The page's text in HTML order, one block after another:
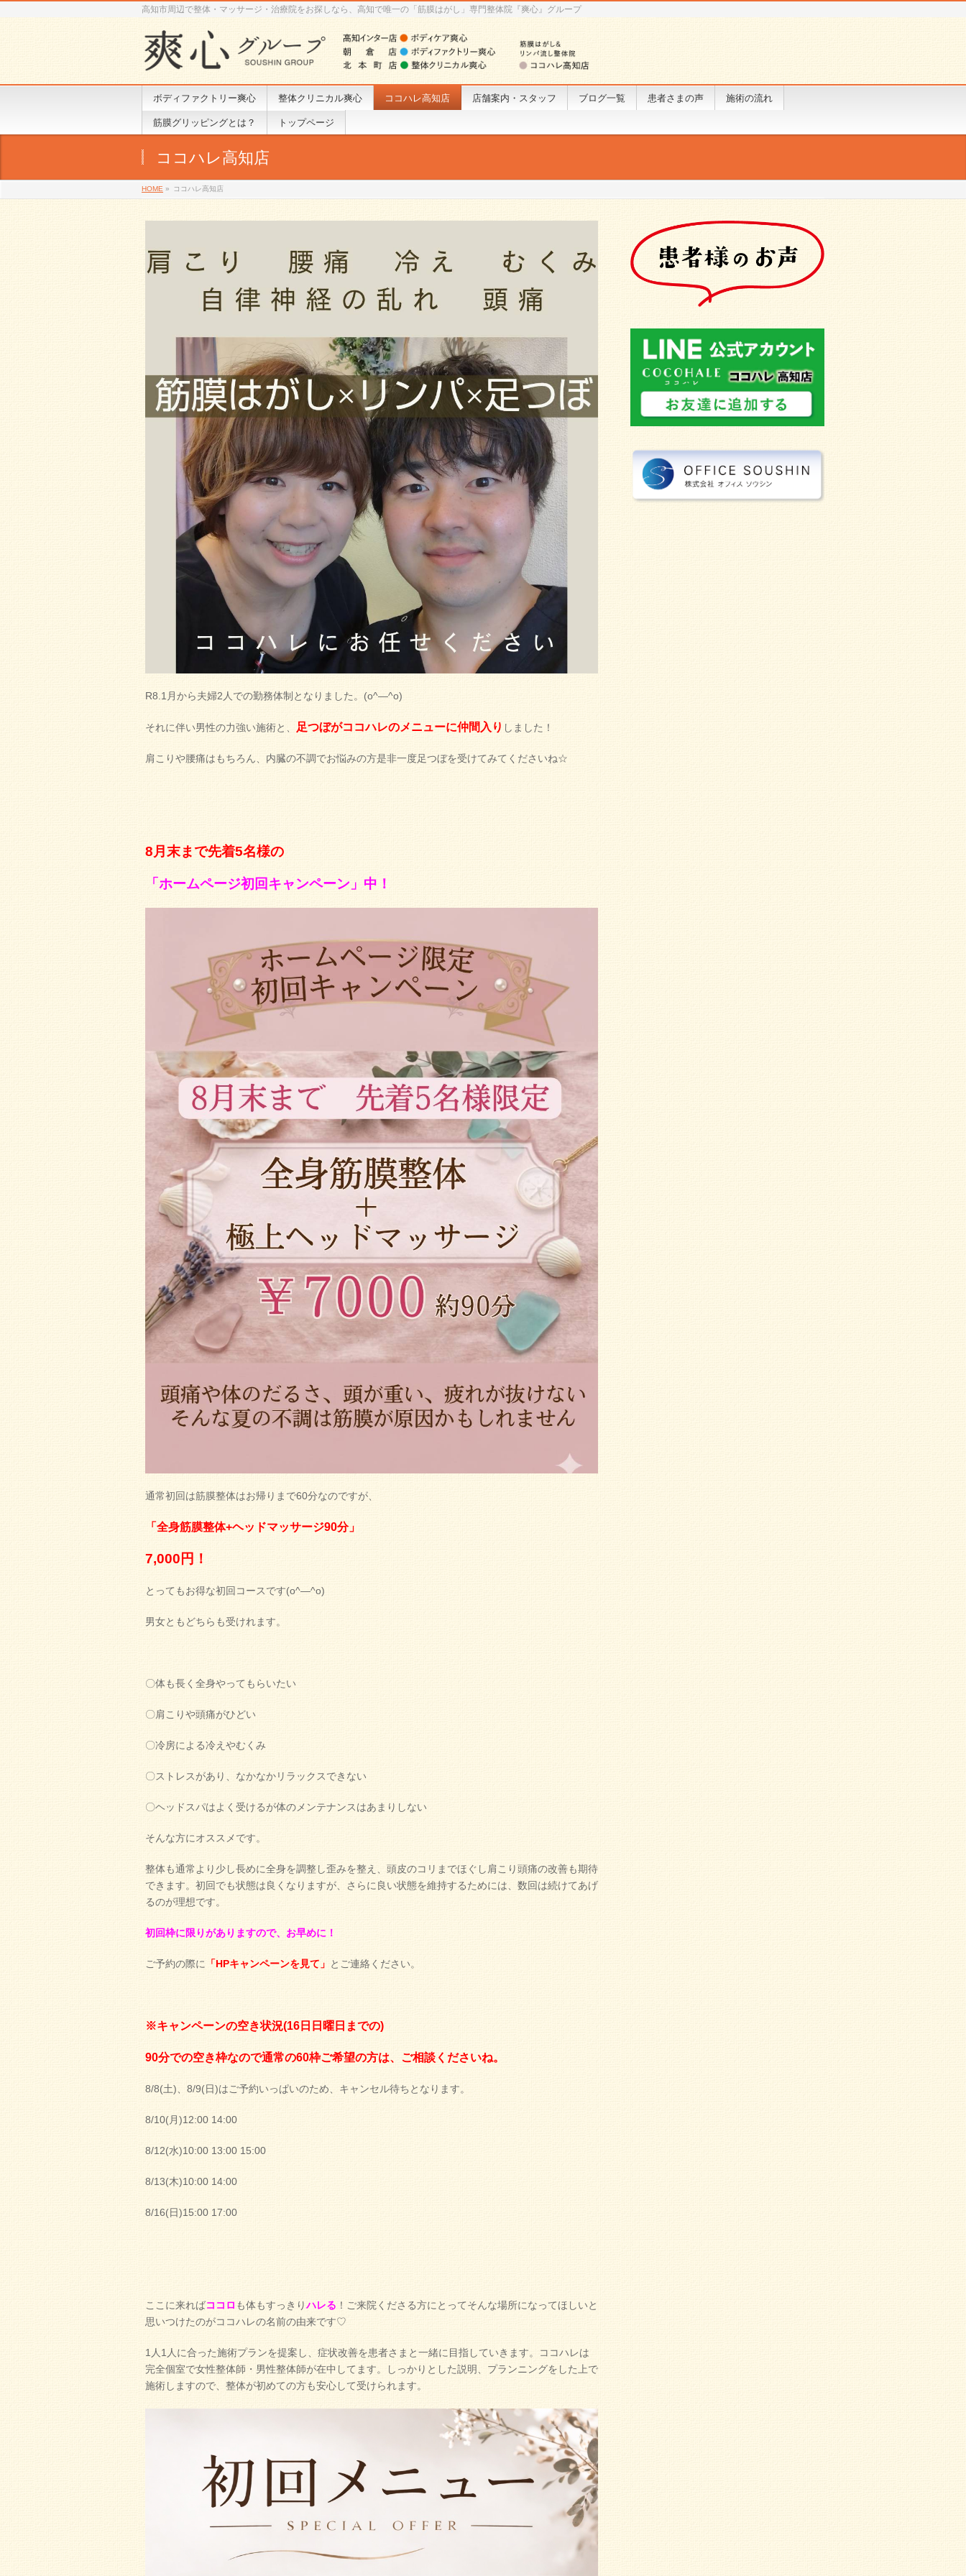
高知市周辺で整体・マッサージ・治療院をお探しなら、高知で唯一の「筋膜はがし」専門整体院『爽心』グループ
ボディファクトリー爽心 整体クリニカル爽心 ココハレ高知店 店舗案内・スタッフ ブログ一覧 患者さまの声 施術の流れ
筋膜グリッピングとは？ トップページ
ココハレ高知店
HOME » ココハレ高知店
R8.1月から夫婦2人での勤務体制となりました。(o^―^o)
それに伴い男性の力強い施術と、 足つぼがココハレのメニューに仲間入り しました！
肩こりや腰痛はもちろん、内臓の不調でお悩みの方是非一度足つぼを受けてみてくださいね☆
8月末まで先着5名様の
「ホームページ初回キャンペーン」中！
通常初回は筋膜整体はお帰りまで60分なのですが、
「全身筋膜整体+ヘッドマッサージ90分」
7,000円！
とってもお得な初回コースです(o^―^o)
男女ともどちらも受けれます。
〇体も長く全身やってもらいたい
〇肩こりや頭痛がひどい
〇冷房による冷えやむくみ
〇ストレスがあり、なかなかリラックスできない
〇ヘッドスパはよく受けるが体のメンテナンスはあまりしない
そんな方にオススメです。
整体も通常より少し長めに全身を調整し歪みを整え、頭皮のコリまでほぐし肩こり頭痛の改善も期待
できます。初回でも状態は良くなりますが、さらに良い状態を維持するためには、数回は続けてあげ
るのが理想です。
初回枠に限りがありますので、お早めに！
ご予約の際に 「HPキャンペーンを見て」 とご連絡ください。
※キャンペーンの空き状況(16日日曜日までの)
90分での空き枠なので通常の60枠ご希望の方は、ご相談くださいね。
8/8(土)、8/9(日)はご予約いっぱいのため、キャンセル待ちとなります。
8/10(月)12:00 14:00
8/12(水)10:00 13:00 15:00
8/13(木)10:00 14:00
8/16(日)15:00 17:00
ここに来ればココロ も体もすっきりハレる ！ご来院くださる方にとってそんな場所になってほしいと
思いつけたのがココハレの名前の由来です♡
1人1人に合った施術プランを提案し、症状改善を患者さまと一緒に目指していきます。ココハレは
完全個室で女性整体師・男性整体師が在中してます。しっかりとした説明、プランニングをした上で
施術しますので、整体が初めての方も安心して受けられます。